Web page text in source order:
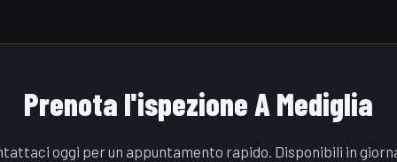
Prenota l'ispezione A Mediglia
oggi per un appuntamento rapido. Disponibili in